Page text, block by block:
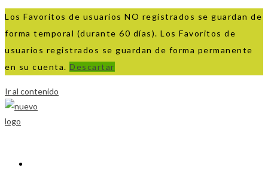
Los Favoritos de usuarios NO registrados se guardan de
forma temporal (durante 60 días). Los Favoritos de
usuarios registrados se guardan de forma permanente
en su cuenta. Descartar
Ir al contenido